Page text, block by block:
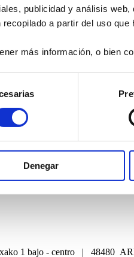
publicidad y análisis
recopilado a partir del uso
más información, o bien
Denegar
1 bajo - centro |